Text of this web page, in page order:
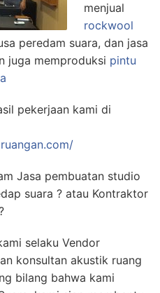
menjual
rockwool
peredam suara, dan jasa
juga memproduksi pintu
pekerjaan kami di
Jasa pembuatan studio
suara ? atau Kontraktor
selaku Vendor
konsultan akustik ruang
bilang bahwa kami